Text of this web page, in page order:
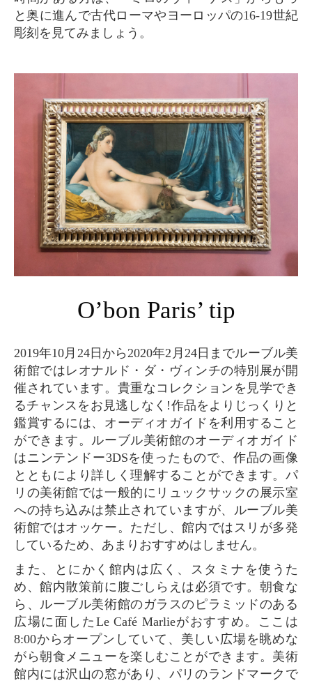
と奥に進んで古代ローマやヨーロッパの16-19世紀
彫刻を見てみましょう。
O’bon Paris’ tip
2019年10月24日から2020年2月24日までルーブル美
術館ではレオナルド・ダ・ヴィンチの特別展が開
催されています。貴重なコレクションを見学でき
るチャンスをお見逃しなく!作品をよりじっくりと
鑑賞するには、オーディオガイドを利用すること
ができます。ルーブル美術館のオーディオガイド
はニンテンドー3DSを使ったもので、作品の画像
とともにより詳しく理解することができます。パ
リの美術館では一般的にリュックサックの展示室
への持ち込みは禁止されていますが、ルーブル美
術館ではオッケー。ただし、館内ではスリが多発
しているため、あまりおすすめはしません。
また、とにかく館内は広く、スタミナを使うた
め、館内散策前に腹ごしらえは必須です。朝食な
ら、ルーブル美術館のガラスのピラミッドのある
広場に面したLe Café Marlieがおすすめ。ここは
8:00からオープンしていて、美しい広場を眺めな
がら朝食メニューを楽しむことができます。美術
館内には沢山の窓があり、パリのランドマークで